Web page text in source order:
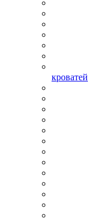
кроватей